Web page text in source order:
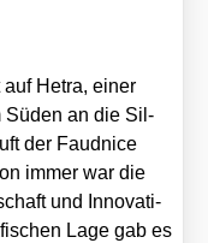
Hetra, einer
Süden an die Sil­
der Faud­nice
immer war die
und Inno­va­ti­
Lage gab es